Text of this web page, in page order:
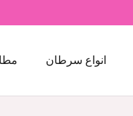
انواع سرطان